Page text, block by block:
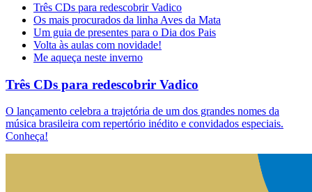
Três CDs para redescobrir Vadico
Os mais procurados da linha Aves da Mata
Um guia de presentes para o Dia dos Pais
Volta às aulas com novidade!
Me aqueça neste inverno
Três CDs para redescobrir Vadico
O lançamento celebra a trajetória de um dos grandes nomes da
música brasileira com repertório inédito e convidados especiais.
Conheça!